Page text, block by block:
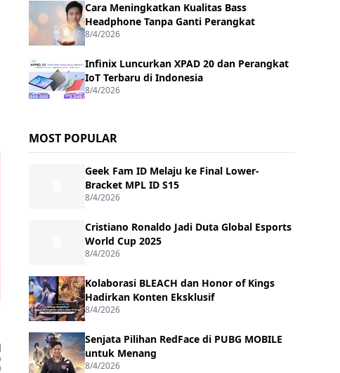
Cara Meningkatkan Kualitas Bass
Headphone Tanpa Ganti Perangkat
8/4/2026
Infinix Luncurkan XPAD 20 dan Perangkat
IoT Terbaru di Indonesia
8/4/2026
MOST POPULAR
Geek Fam ID Melaju ke Final Lower-
Bracket MPL ID S15
8/4/2026
Cristiano Ronaldo Jadi Duta Global Esports
World Cup 2025
8/4/2026
Kolaborasi BLEACH dan Honor of Kings
Hadirkan Konten Eksklusif
8/4/2026
Senjata Pilihan RedFace di PUBG MOBILE
untuk Menang
8/4/2026